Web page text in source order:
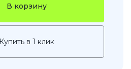
В корзину
Купить в 1 клик